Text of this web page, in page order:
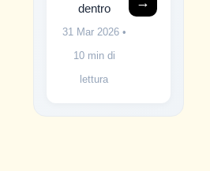
dentro
31 Mar 2026•
10 min di
lettura